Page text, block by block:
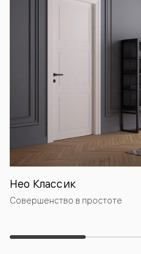
Нео Классик
Совершенство в простоте